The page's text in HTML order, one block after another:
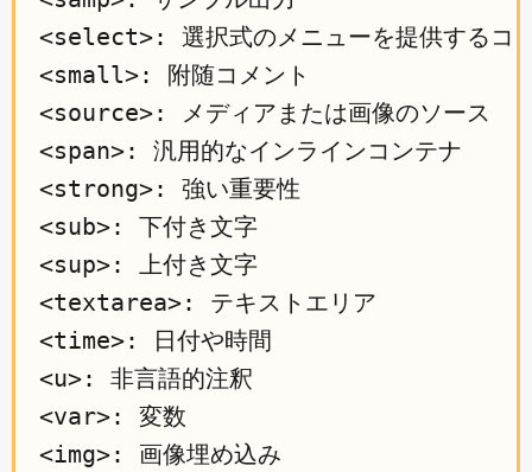
<select>: 選択式のメニューを提供するコ
<small>: 附随コメント
<source>: メディアまたは画像のソース
<span>: 汎用的なインラインコンテナ
<strong>: 強い重要性
<sub>: 下付き文字
<sup>: 上付き文字
<textarea>: テキストエリア
<time>: 日付や時間
<u>: 非言語的注釈
<var>: 変数
<img>: 画像埋め込み